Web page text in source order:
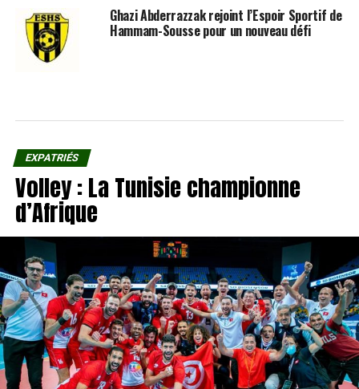
Ghazi Abderrazzak rejoint l’Espoir Sportif de
Hammam-Sousse pour un nouveau défi
EXPATRIÉS
Volley : La Tunisie championne
d’Afrique